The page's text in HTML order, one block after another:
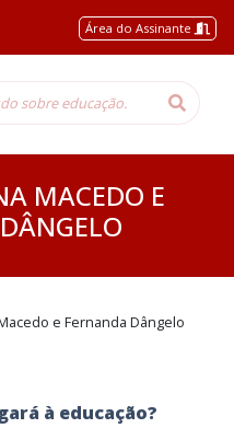
Área do Assinante
MACEDO E
e Fernanda Dângelo
à educação?